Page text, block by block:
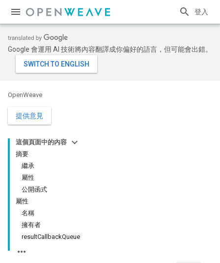
登入
Google 會運用 AI 技術將內容翻譯成你偏好的語言，但可能會出錯。
OpenWeave
提供意見
這個頁面中的內容
摘要
繼承
屬性
公開函式
屬性
名稱
擁有者
resultCallbackQueue